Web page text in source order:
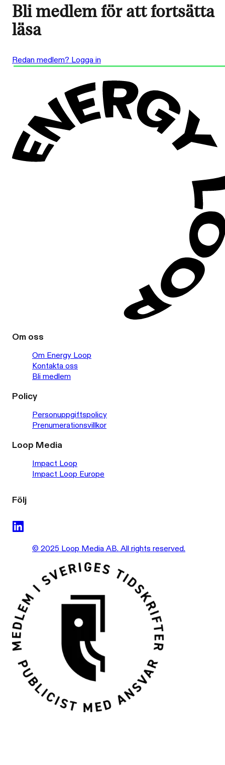
Bli medlem för att fortsätta
läsa
Redan medlem? Logga in
Om oss
Om Energy Loop
Kontakta oss
Bli medlem
Policy
Personuppgiftspolicy
Prenumerationsvillkor
Loop Media
Impact Loop
Impact Loop Europe
Följ
© 2025 Loop Media AB. All rights reserved.